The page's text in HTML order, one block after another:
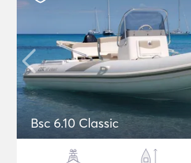
Bsc 6.10 Classic